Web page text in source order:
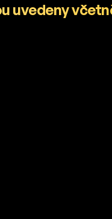
uvedeny